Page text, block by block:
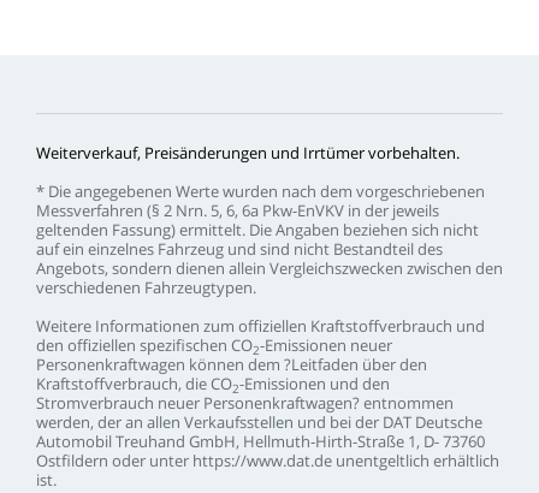
Weiterverkauf, Preisänderungen und Irrtümervorbehalten.
* Dieangegebenen Wertewurden nach dem vorgeschriebenen
Messverfahren (§ 2 Nrn. 5, 6, 6a Pkw-EnVKV in der jeweils
geltenden Fassung)ermittelt. DieAngaben beziehen sich nicht
aufein einzelnes Fahrzeug und sind nicht Bestandteildes
Angebots, sondern dienen allein Vergleichszwecken zwischen den
verschiedenen Fahrzeugtypen.
Weitere Informationen zum offiziellen Kraftstoffverbrauch und
den offiziellen spezifischen CO2-Emissionen neuer
Personenkraftwagen können dem ?Leitfaden überden
Kraftstoffverbrauch, dieCO2-Emissionen und den
Stromverbrauch neuer Personenkraftwagen? entnommen
werden, deran allen Verkaufsstellen und beider DAT Deutsche
AutomobilTreuhand GmbH, Hellmuth-Hirth-Straße 1, D-73760
Ostfildern oder unter https://www.dat.de unentgeltlich erhältlich
ist.